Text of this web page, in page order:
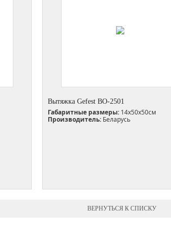
Вытяжка Gefest ВО-2501
Габаритные размеры: 14х50х50см
Производитель: Беларусь
ВЕРНУТЬСЯ К СПИСКУ